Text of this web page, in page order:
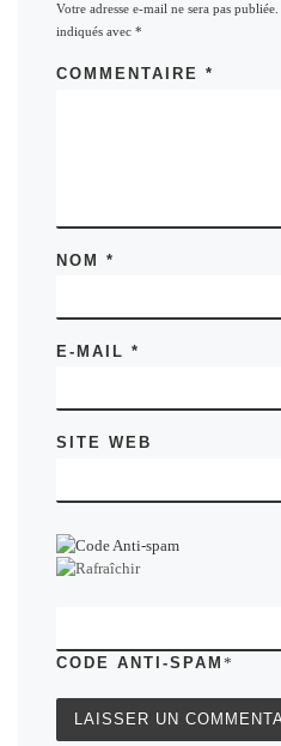
Votre adresse e-mail ne sera pas publiée.
indiqués avec*
COMMENTAIRE*
NOM*
E-MAIL*
SITE WEB
CODE ANTI-SPAM*